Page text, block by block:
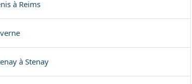
à Reims
à Stenay